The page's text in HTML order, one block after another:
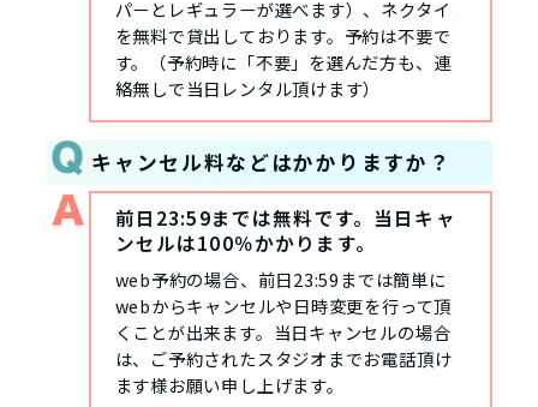
パーとレギュラーが選べます）、ネクタイ
を無料で貸出しております。予約は不要で
す。（予約時に「不要」を選んだ方も、連
絡無しで当日レンタル頂けます）
キャンセル料などはかかりますか？
前日23:59までは無料です。当日キャ
ンセルは100％かかります。
web予約の場合、前日23:59までは簡単に
webからキャンセルや日時変更を行って頂
くことが出来ます。当日キャンセルの場合
は、ご予約されたスタジオまでお電話頂け
ます様お願い申し上げます。